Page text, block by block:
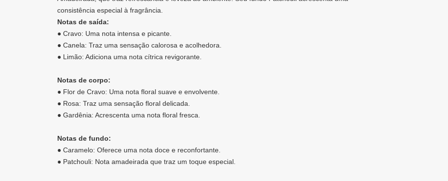
consistência especial à fragrância.
Notas de saída:
● Cravo: Uma nota intensa e picante.
● Canela: Traz uma sensação calorosa e acolhedora.
● Limão: Adiciona uma nota cítrica revigorante.
Notas de corpo:
● Flor de Cravo: Uma nota floral suave e envolvente.
● Rosa: Traz uma sensação floral delicada.
● Gardênia: Acrescenta uma nota floral fresca.
Notas de fundo:
● Caramelo: Oferece uma nota doce e reconfortante.
● Patchouli: Nota amadeirada que traz um toque especial.